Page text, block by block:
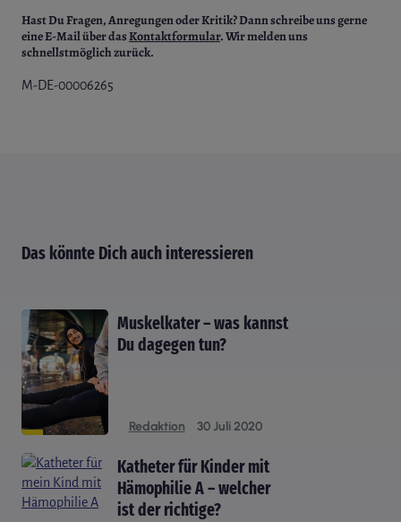
Hast Du Fragen, Anregungen oder Kritik?Dann schreibe uns gerne
eine E-Mail über dasKontaktformular. Wir melden uns
schnellstmöglich zurück.
M-DE-00006265
Das könnte Dich auch interessieren
Muskelkater – was kannst
Du dagegen tun?
Redaktion 30 Juli 2020
Katheter für Kinder mit
Hämophilie A – welcher
ist der richtige?